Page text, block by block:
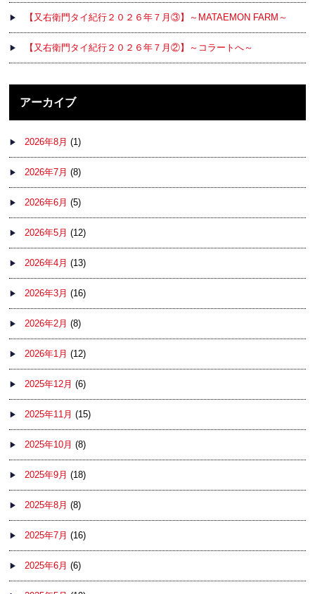
【又右衛門タイ紀行２０２６年７月③】～MATAEMON FARM～
【又右衛門タイ紀行２０２６年７月②】～コラートへ～
アーカイブ
2026年8月 (1)
2026年7月 (8)
2026年6月 (5)
2026年5月 (12)
2026年4月 (13)
2026年3月 (16)
2026年2月 (8)
2026年1月 (12)
2025年12月 (6)
2025年11月 (15)
2025年10月 (8)
2025年9月 (18)
2025年8月 (8)
2025年7月 (16)
2025年6月 (6)